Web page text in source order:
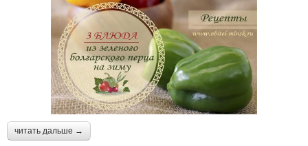
читать дальше →